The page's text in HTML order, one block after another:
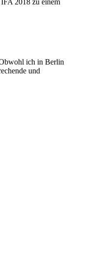
2018 zu einem
ich in Berlin
und